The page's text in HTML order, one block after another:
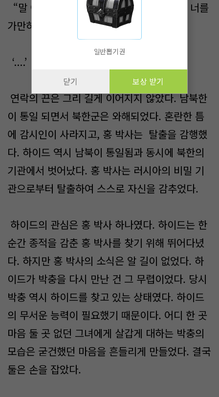
“말 아니 들면, 내레 슈나이더 홍과 하이드 너를
가만히 아니 두겠다. 알아들었나?”
‘....’
연락의 끈은 그리 길게 이어지지 않았다. 남북한
이 통일 되면서 북한군은 와해되었다. 혼란한 틈
에 감시인이 사라지고, 홍 박사는 탈출을 감행했
다. 하이드 역시 남북이 통일됨과 동시에 북한의
기관에서 벗어났다. 홍 박사는 러시아의 비밀 기
관으로부터 탈출하여 스스로 자신을 감추었다.
하이드의 관심은 홍 박사 하나였다. 하이드는 한
순간 종적을 감춘 홍 박사를 찾기 위해 뛰어다녔
다. 하지만 홍 박사의 소식은 알 길이 없었다. 하
이드가 박충을 다시 만난 건 그 무렵이었다. 당시
박충 역시 하이드를 찾고 있는 상태였다. 하이드
의 무서운 능력이 필요했기 때문이다. 어디 한 곳
마음 둘 곳 없던 그녀에게 살갑게 대하는 박충의
모습은 굳건했던 마음을 흔들리게 만들었다. 결국
둘은 손을 잡았다.
일반뽑기권
닫기 보상 받기